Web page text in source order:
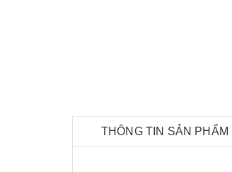
THÔNG TIN SẢN PHẨM